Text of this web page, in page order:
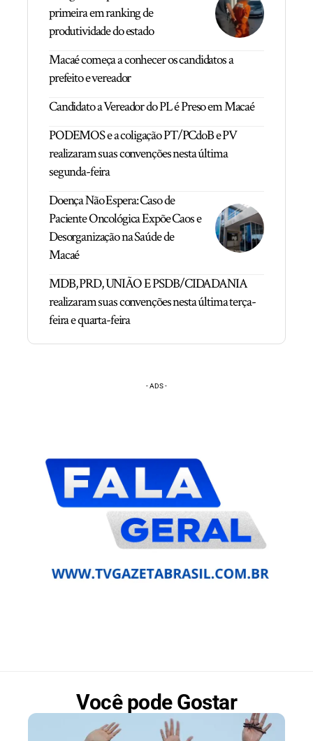
primeira em ranking de
produtividade do estado
Macaé começa a conhecer os candidatos a
prefeito e vereador
Candidato a Vereador do PL é Preso em Macaé
PODEMOS e a coligação PT/PCdoB e PV
realizaram suas convenções nesta última
segunda-feira
Doença Não Espera: Caso de
Paciente Oncológica Expõe Caos e
Desorganização na Saúde de
Macaé
MDB, PRD, UNIÃO E PSDB/CIDADANIA
realizaram suas convenções nesta última terça-
feira e quarta-feira
- ADS -
Você pode Gostar